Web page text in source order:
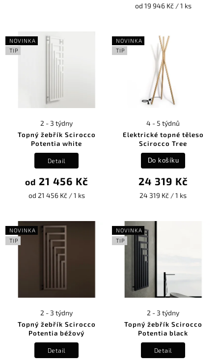
od 19 946 Kč / 1 ks
NOVINKA
TIP
Topný žebřík Scirocco
Potentia white
2 - 3 týdny
od 21 456 Kč
od 21 456 Kč / 1 ks
Detail
NOVINKA
TIP
Elektrické topné těleso
Scirocco Tree
4 - 5 týdnů
24 319 Kč
24 319 Kč / 1 ks
Do košíku
NOVINKA
TIP
Topný žebřík Scirocco
Potentia béžový
2 - 3 týdny
Detail
NOVINKA
TIP
Topný žebřík Scirocco
Potentia black
2 - 3 týdny
Detail